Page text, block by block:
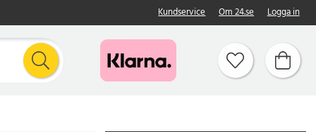
Kundservice Om 24.se Logga in